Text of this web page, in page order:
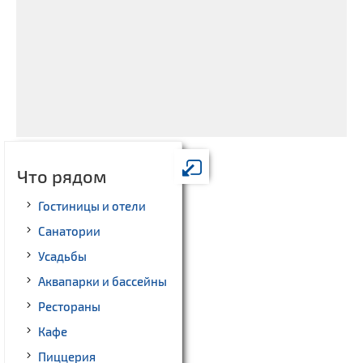
Что рядом
Гостиницы и отели
Санатории
Усадьбы
Аквапарки и бассейны
Рестораны
Кафе
Пиццерия